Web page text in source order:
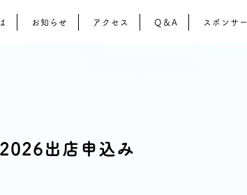
お知らせ アクセス Q＆A スポンサー
出店申込み